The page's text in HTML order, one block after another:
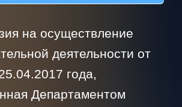
на осуществление
деятельности от
года,
Департаментом